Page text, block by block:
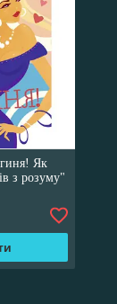
Як
з розуму"